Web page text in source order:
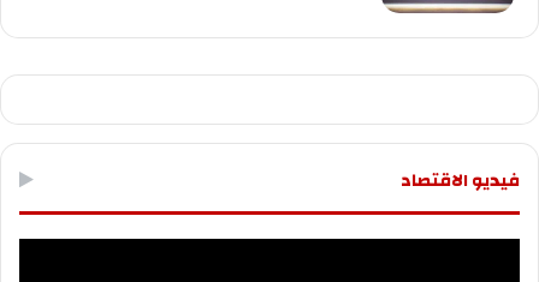
فيديو الاقتصاد